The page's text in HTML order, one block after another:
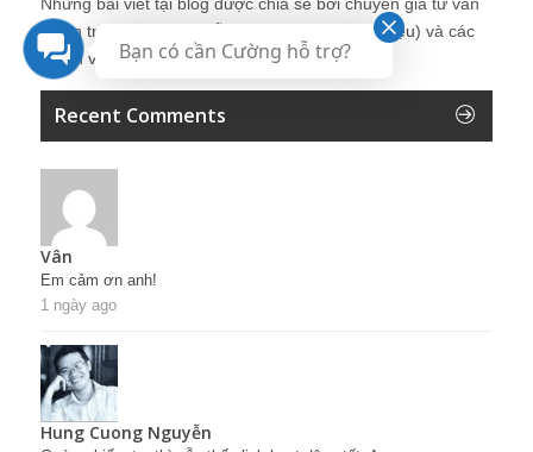
Những bài viết tại blog được chia sẻ bởi chuyên gia tư vấn
Quản trị Nhân sự Nguyễn Hùng Cường (
giới thiệu) và các
thành viên khác trong cộng đồng Nhân sự.
Recent Comments
Vân
Em cảm ơn anh!
1 ngày ago
Hung Cuong Nguyễn
Bạn có cần Cường hỗ trợ?